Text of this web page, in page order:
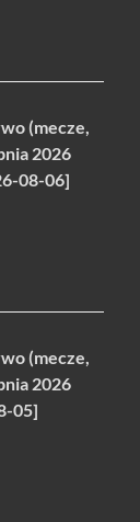
(mecze,
2026
08-06]
(mecze,
2026
05]